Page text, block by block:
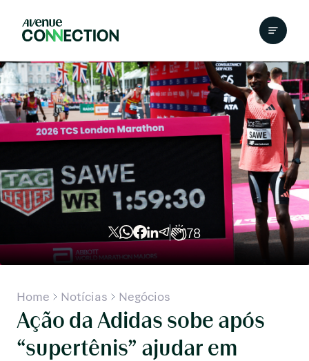
78
Home Notícias Negócios
Ação da Adidas sobe após
“supertênis” ajudar em